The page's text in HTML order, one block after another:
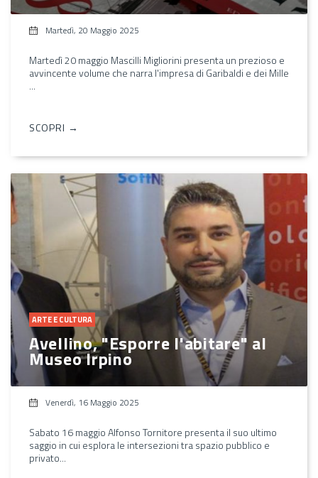
Martedì, 20 Maggio 2025
Martedì 20 maggio Mascilli Migliorini presenta un prezioso e
avvincente volume che narra l'impresa di Garibaldi e dei Mille
...
SCOPRI →
ARTE E CULTURA
Avellino, "Esporre l'abitare" al
Museo Irpino
Venerdì, 16 Maggio 2025
Sabato 16 maggio Alfonso Tornitore presenta il suo ultimo
saggio in cui esplora le intersezioni tra spazio pubblico e
privato...